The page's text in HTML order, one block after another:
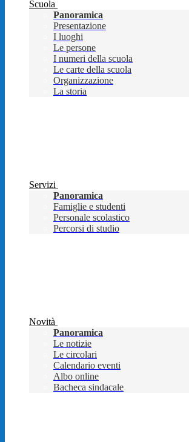
Scuola
Panoramica
Presentazione
I luoghi
Le persone
I numeri della scuola
Le carte della scuola
Organizzazione
La storia
Servizi
Panoramica
Famiglie e studenti
Personale scolastico
Percorsi di studio
Novità
Panoramica
Le notizie
Le circolari
Calendario eventi
Albo online
Bacheca sindacale